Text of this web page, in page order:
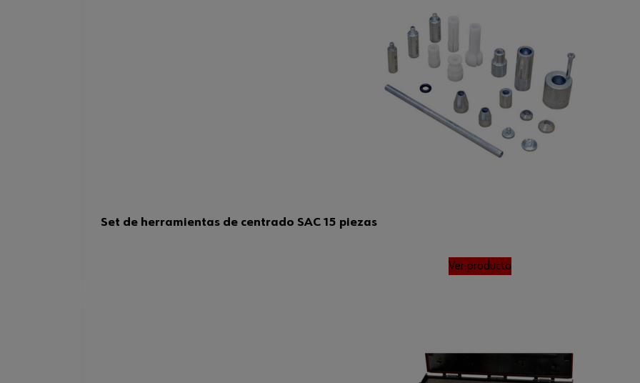
Set de herramientas de centrado SAC 15 piezas
Ver producto